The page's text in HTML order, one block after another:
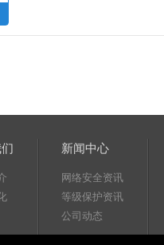
新闻中心
网络安全资讯
等级保护资讯
公司动态